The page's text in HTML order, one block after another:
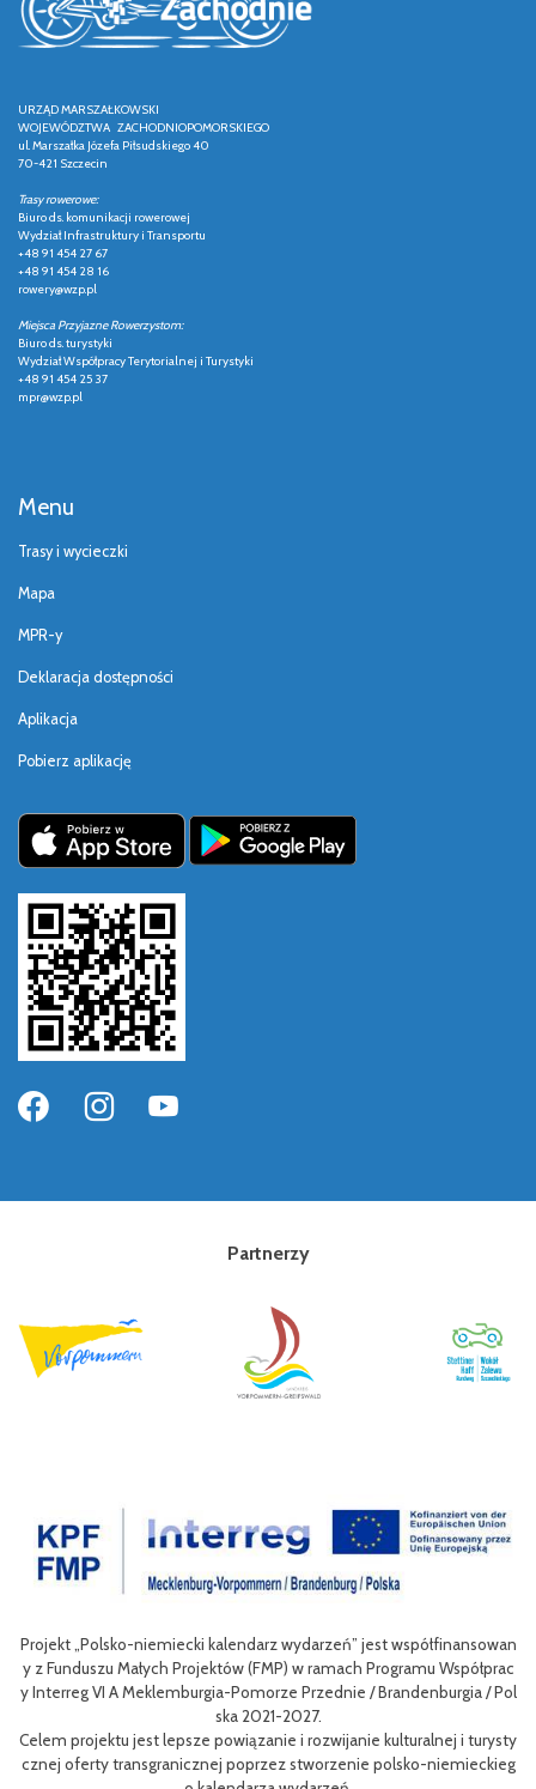
URZĄD MARSZAŁKOWSKI
WOJEWÓDZTWA ZACHODNIOPOMORSKIEGO
ul. Marszałka Józefa Piłsudskiego 40
70-421 Szczecin
Trasy rowerowe:
Biuro ds. komunikacji rowerowej
Wydział Infrastruktury i Transportu
+48 91 454 27 67
+48 91 454 28 16
rowery@wzp.pl
Miejsca Przyjazne Rowerzystom:
Biuro ds. turystyki
Wydział Współpracy Terytorialnej i Turystyki
+48 91 454 25 37
mpr@wzp.pl
Menu
Trasy i wycieczki
Mapa
MPR-y
Deklaracja dostępności
Aplikacja
Pobierz aplikację
Partnerzy
współfinansowan
Współprac
Brandenburgia / Pol
kulturalnej i turysty
polsko-niemieckieg
Celem III Polsko-Niemieckich Dni Turystyki
nie oferty turystycznej oraz ułatwienie
niej dla mieszkańców obszaru Euroregionu
w odwiedzających region.
Efektem planowanych działań jest przybliżenie
m rowerów możliwości różnych tras oraz miejsc do